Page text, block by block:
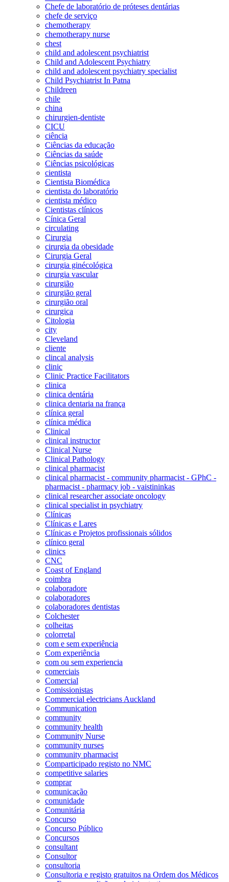
Chefe de laboratório de próteses dentárias
chefe de serviço
chemotherapy
chemotherapy nurse
chest
child and adolescent psychiatrist
Child and Adolescent Psychiatry
child and adolescent psychiatry specialist
Child Psychiatrist In Patna
Childreen
chile
china
chirurgien-dentiste
CICU
ciência
Ciências da educação
Ciências da saúde
Ciências psicológicas
cientista
Cientista Biomédica
cientista do laboratório
cientista médico
Cientistas clínicos
Cínica Geral
circulating
Cirurgia
cirurgia da obesidade
Cirurgia Geral
cirurgia ginécológica
cirurgia vascular
cirurgião
cirurgião geral
cirurgião oral
cirurgica
Citologia
city
Cleveland
cliente
clincal analysis
clinic
Clinic Practice Facilitators
clinica
clinica dentária
clinica dentaria na frança
clínica geral
clínica médica
Clinical
clinical instructor
Clinical Nurse
Clinical Pathology
clinical pharmacist
clinical pharmacist - community pharmacist - GPhC -
pharmacist - pharmacy job - vaistininkas
clinical researcher associate oncology
clinical specialist in psychiatry
Clínicas
Clínicas e Lares
Clínicas e Projetos profissionais sólidos
clínico geral
clinics
CNC
Coast of England
coimbra
colaboradore
colaboradores
colaboradores dentistas
Colchester
colheitas
colorretal
com e sem experiência
Com experiência
com ou sem experiencia
comerciais
Comercial
Comissionistas
Commercial electricians Auckland
Communication
community
community health
Community Nurse
community nurses
community pharmacist
Comparticipado registo no NMC
competitive salaries
comprar
comunicação
comunidade
Comunitária
Concurso
Concurso Público
Concursos
consultant
Consultor
consultoria
Consultoria e registo gratuitos na Ordem dos Médicos